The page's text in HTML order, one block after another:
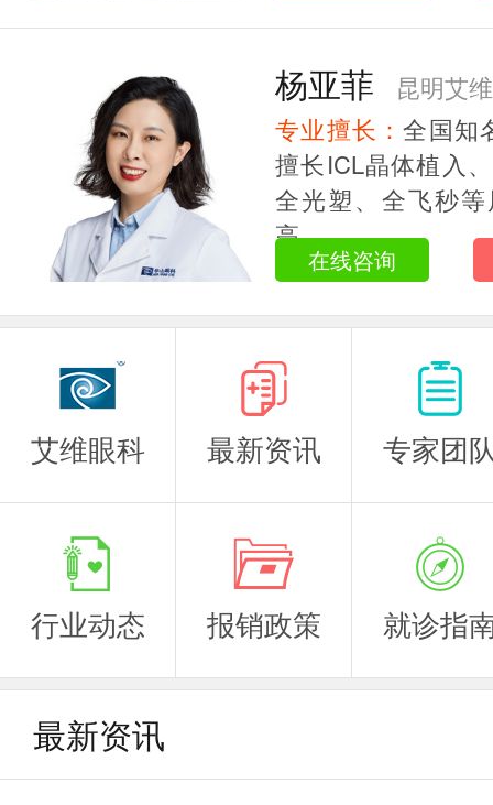
杨亚菲
昆明艾
主任医师
专业擅长：全国知
擅长ICL晶体植入
全光塑、全飞秒
高...
在线咨询
艾维眼科 最新资讯 专家团
行业动态 报销政策 就诊指
最新资讯